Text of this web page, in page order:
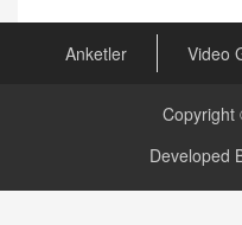
Anketler Video
Copyright
Developed